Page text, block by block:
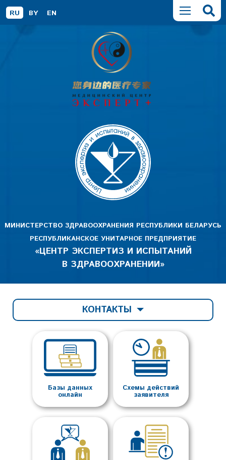
RU BY EN
МИНИСТЕРСТВО ЗДРАВООХРАНЕНИЯ РЕСПУБЛИКИ БЕЛАРУСЬ
РЕСПУБЛИКАНСКОЕ УНИТАРНОЕ ПРЕДПРИЯТИЕ
«ЦЕНТР ЭКСПЕРТИЗ И ИСПЫТАНИЙ
В ЗДРАВООХРАНЕНИИ»
КОНТАКТЫ
Базы данных
онлайн
Схемы действий
заявителя